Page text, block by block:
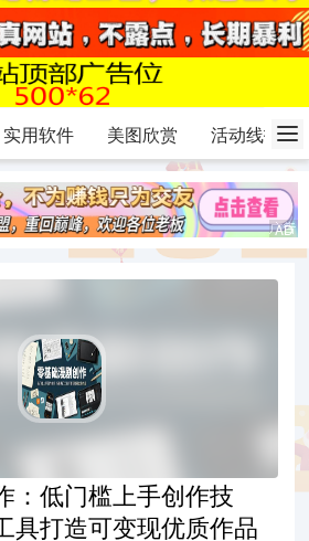
实用软件 美图欣赏 活动线报
：低门槛上手创作技
具打造可变现优质作品